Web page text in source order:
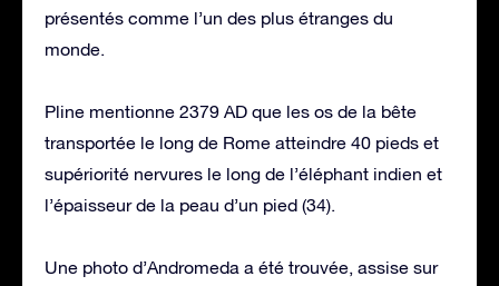
présentés comme l’un des plus étranges du
monde.
Pline mentionne 2379 AD que les os de la bête
transportée le long de Rome atteindre 40 pieds et
supériorité nervures le long de l’éléphant indien et
l’épaisseur de la peau d’un pied (34).
Une photo d’Andromeda a été trouvée, assise sur